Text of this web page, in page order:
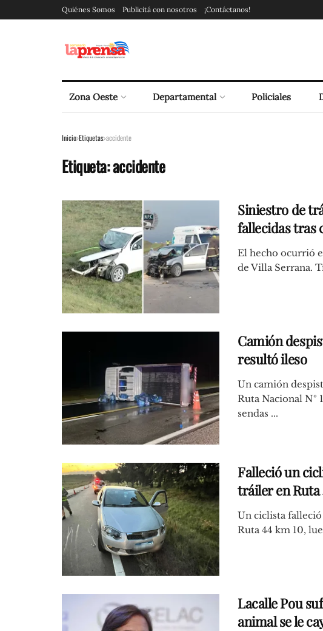
Quiénes Somos Publicitá con nosotros ¡Contáctanos!
Zona Oeste Departamental Policiales
Inicio Etiquetas accidente
Etiqueta:accidente
Siniestro de
fallecidas tras
El hecho ocurrió
de Villa Serrana.
Camión
resultó ileso
Un camión
Ruta Nacional Nº
sendas ...
Falleció un
tráiler en Ruta
Un ciclista
Ruta 44 km 10,
Lacalle Pou
animal se le